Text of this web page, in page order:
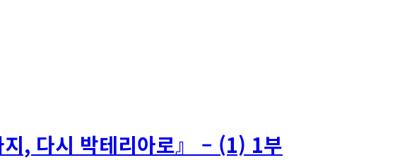
지, 다시 박테리아로』 – (1) 1부